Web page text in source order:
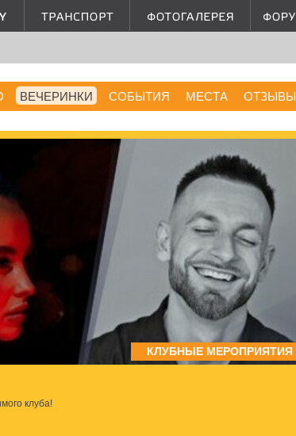
ВЕЧЕРИНКИ СОБЫТИЯ МЕСТА ОТЗЫВЫ
КЛУБНЫЕ МЕРОПРИЯТИЯ
клуба!